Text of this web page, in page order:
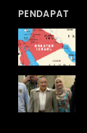
PENDAPAT